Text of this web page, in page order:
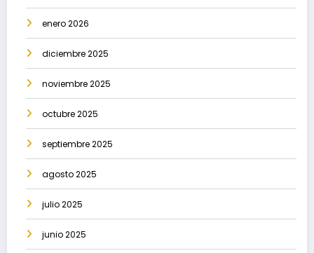
enero 2026
diciembre 2025
noviembre 2025
octubre 2025
septiembre 2025
agosto 2025
julio 2025
junio 2025